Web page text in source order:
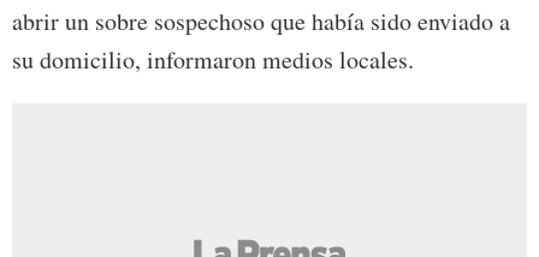
abrir un sobre sospechoso que había sido enviado a
su domicilio, informaron medios locales.